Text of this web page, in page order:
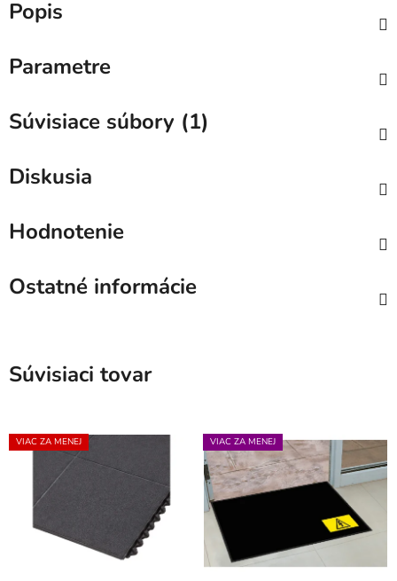
Popis
Parametre
Súvisiace súbory (1)
Diskusia
Hodnotenie
Ostatné informácie
Súvisiaci tovar
VIAC ZA MENEJ VIAC ZA MENEJ